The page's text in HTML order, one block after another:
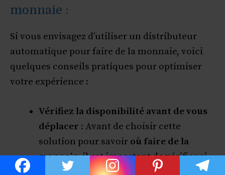
monnaie :
Si vous envisagez d’utiliser un distributeur
automatique pour faire de la monnaie, voici
quelques conseils pratiques pour optimiser
votre expérience :
Vérifiez la disponibilité avant de vous
déplacer : Avant de choisir cette
solution pour savoir où faire de la
monnaie, il est important de vérifier si
un distributeur automatique est